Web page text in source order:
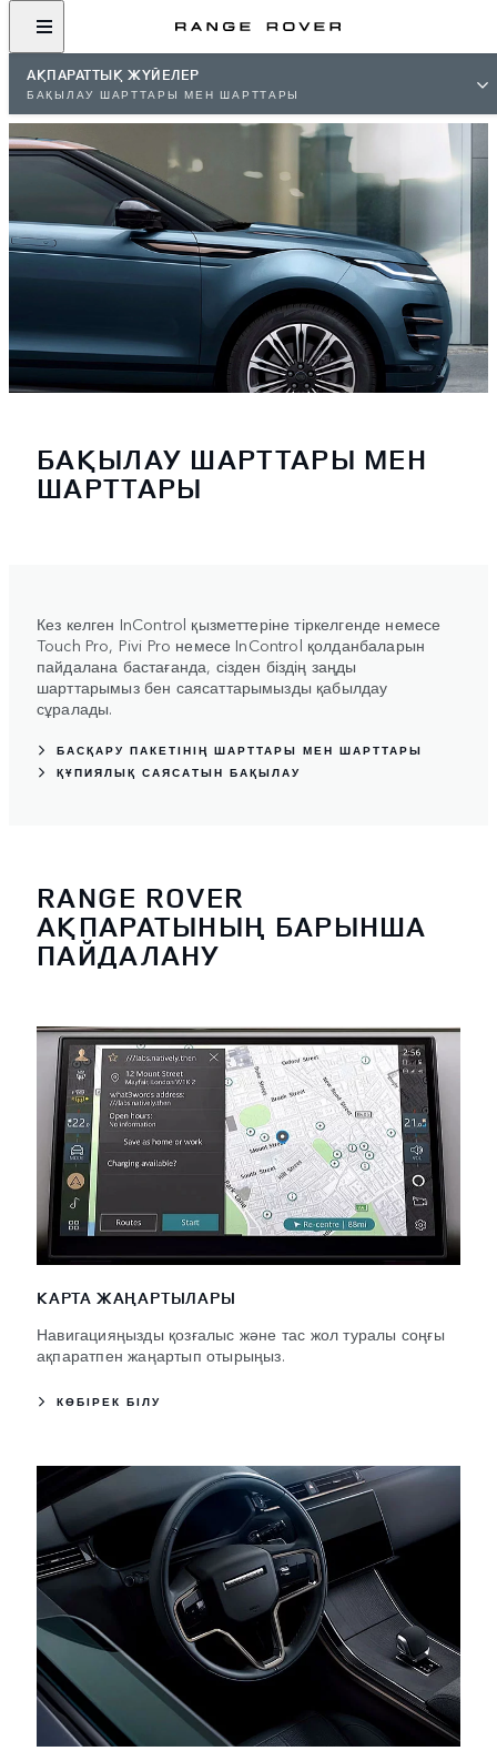
АҚПАРАТТЫҚ ЖҮЙЕЛЕР
БАҚЫЛАУ ШАРТТАРЫ МЕН ШАРТТАРЫ
БАҚЫЛАУ ШАРТТАРЫ МЕН
ШАРТТАРЫ
Кез келген InControl қызметтеріне тіркелгенде немесе
Touch Pro, Pivi Pro немесе InControl қолданбаларын
пайдалана бастағанда, сізден біздің заңды
шарттарымыз бен саясаттарымызды қабылдау
сұралады.
БАСҚАРУ ПАКЕТІНІҢ ШАРТТАРЫ МЕН ШАРТТАРЫ
ҚҰПИЯЛЫҚ САЯСАТЫН БАҚЫЛАУ
RANGE ROVER
АҚПАРАТЫНЫҢ БАРЫНША
ПАЙДАЛАНУ
КАРТА ЖАҢАРТЫЛАРЫ
Навигацияңызды қозғалыс және тас жол туралы соңғы
ақпаратпен жаңартып отырыңыз.
КӨБІРЕК БІЛУ